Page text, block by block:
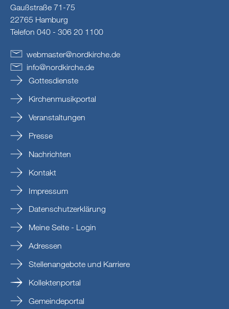
Gaußstraße 71-75
22765 Hamburg
Telefon 040 - 306 20 1100
webmaster@nordkirche de
info@nordkirche.de
Gottesdienste
Kirchenmusikportal
Veranstaltungen
Presse
Nachrichten
Kontakt
Impressum
Datenschutzerklärung
Meine Seite - Login
Adressen
Stellenangebote und Karriere
Kollektenportal
Gemeindeportal